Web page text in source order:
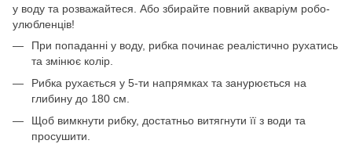
у воду та розважайтеся. Або збирайте повний акваріум робо-
улюбленців!
При попаданні у воду, рибка починає реалістично рухатись
та змінює колір.
Рибка рухається у 5-ти напрямках та занурюється на
глибину до 180 см.
Щоб вимкнути рибку, достатньо витягнути її з води та
просушити.